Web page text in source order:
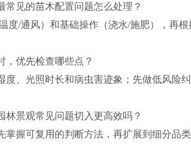
常见的苗木配置问题怎么处理？
度/通风）和基础操作（浇水/施肥），再
，优先检查哪些点？
度、光照时长和病虫害迹象；先做低风险
林景观常见问题切入更高效吗？
掌握可复用的判断方法，再扩展到细分品